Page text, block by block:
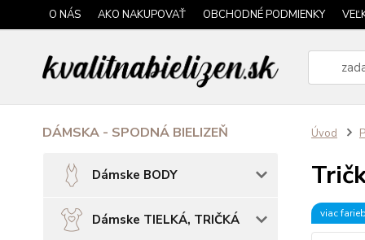
O NÁS AKO NAKUPOVAŤ OBCHODNÉ PODMIENKY
DÁMSKA - SPODNÁ BIELIZEŇ
Dámske BODY
Dámske TIELKÁ, TRIČKÁ
Úvod
viac farieb